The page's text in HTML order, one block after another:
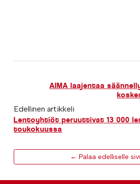
AIMA laajentaa
Edellinen artikkeli
Lentoyhtiöt peruuttivat 13 000
toukokuussa
← Palaa edelliselle